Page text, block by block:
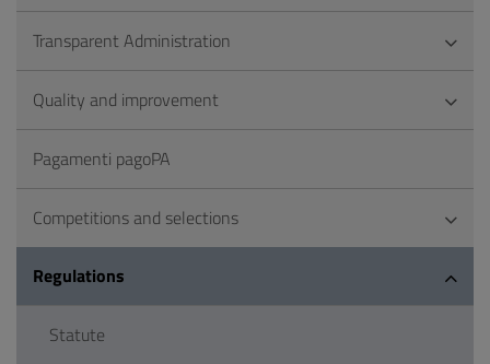
Transparent Administration
Quality and improvement
Pagamenti pagoPA
Competitions and selections
Regulations
Statute